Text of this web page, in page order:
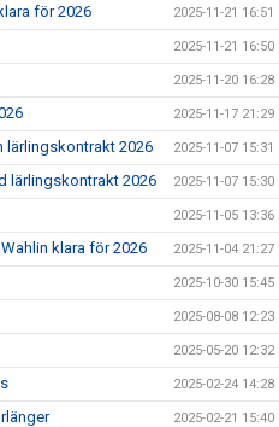
för 2026 2025-11-21 16:51
2025-11-21 16:50
2025-11-20 16:28
2025-11-17 21:29
lärlingskontrakt 2026 2025-11-07 15:31
lärlingskontrakt 2026 2025-11-07 15:30
2025-11-05 13:36
klara för 2026 2025-11-04 21:27
2025-10-30 15:45
2025-08-08 12:23
2025-05-20 12:32
2025-02-24 14:28
2025-02-21 15:40